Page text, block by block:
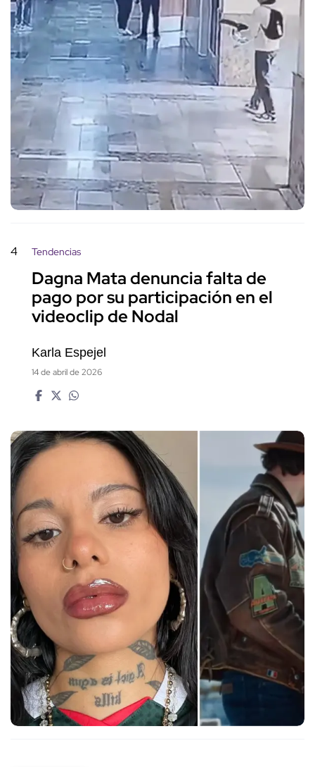
4 Tendencias
Dagna Mata denuncia falta de
pago por su participación en el
videoclip de Nodal
Karla Espejel
14 de abril de 2026